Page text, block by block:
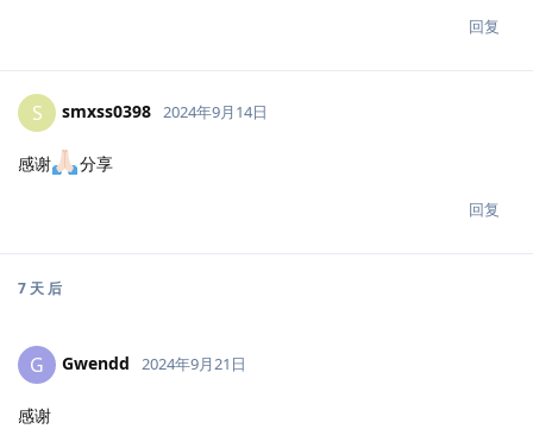
回复
S smxss0398 2024年9月14日
感谢 分享
回复
7 天 后
G Gwendd 2024年9月21日
感谢